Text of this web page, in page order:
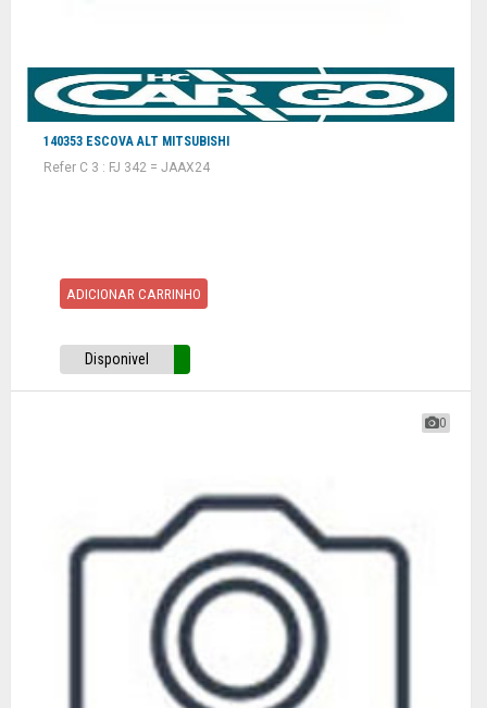
140353 ESCOVA ALT MITSUBISHI
Refer C 3 : FJ 342 = JAAX24
ADICIONAR CARRINHO
Disponivel
0